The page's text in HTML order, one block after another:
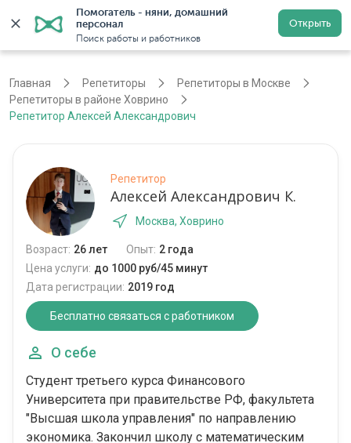
Помогатель - няни, домашний
персонал
Поиск работы и работников
Открыть
Регистрация
Главная Репетиторы
Репетиторы в Москве
Репетиторы в районе Ховрино
Репетитор Алексей Александрович
Репетитор
Алексей Александрович К.
Москва, Ховрино
Возраст: 26 лет Опыт: 2 года
Цена услуги: до 1000 руб/45 минут
Дата регистрации: 2019 год
Бесплатно связаться с работником
О себе
Студент третьего курса Финансового
Университета при правительстве РФ, факультета
"Высшая школа управления" по направлению
экономика. Закончил школу с математическим